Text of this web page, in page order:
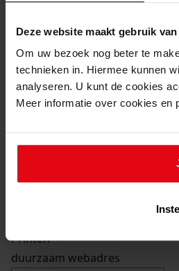
Deze website maakt gebruik
Om uw bezoek nog beter te
technieken in. Hiermee kunnen
analyseren. U kunt de cookies
Meer informatie over cookies
Printen
duurzaam webadres